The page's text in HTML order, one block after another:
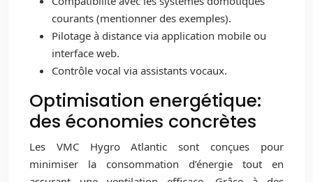
courants (mentionner des exemples).
Pilotage à distance via application mobile ou
interface web.
Contrôle vocal via assistants vocaux.
Optimisation energétique:
des économies concrètes
Les VMC Hygro Atlantic sont conçues pour
minimiser la consommation d’énergie tout en